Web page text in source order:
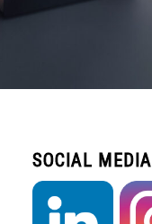
SOCIAL MEDIA